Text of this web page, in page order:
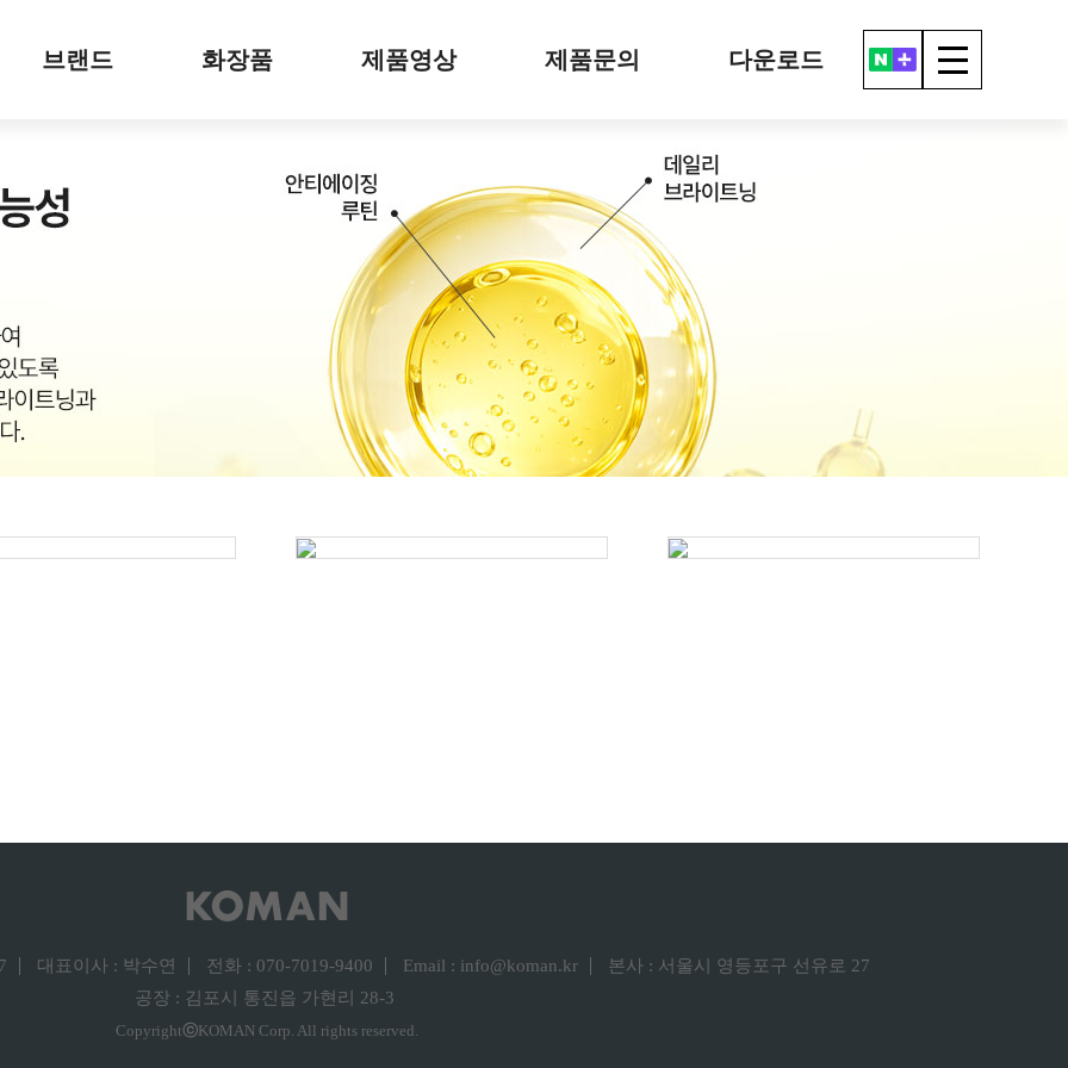
브랜드 화장품 제품영상 제품문의 다운로드
대표이사 : 박수연 전화 : 070-7019-9400 Email : info@koman.kr
본사 : 서울시 영등포구 선유로 27
공장 : 김포시 통진읍 가현리 28-3
Copyrightⓒ KOMAN Corp. All rights reserved.